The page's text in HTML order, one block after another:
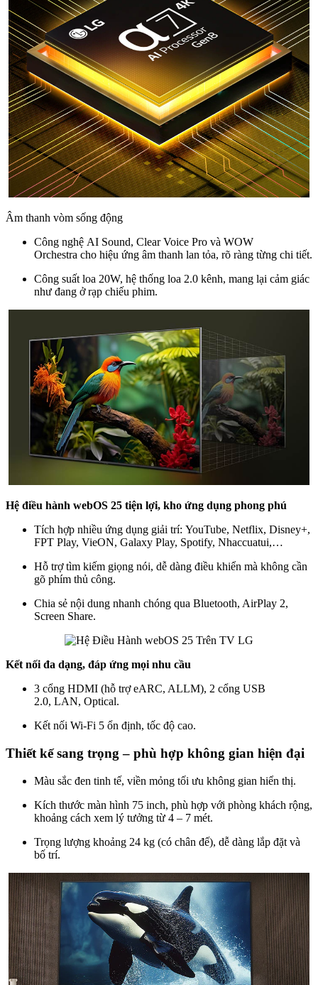
Âm thanh vòm sống động
Công nghệ AI Sound, Clear Voice Pro và WOW
Orchestra cho hiệu ứng âm thanh lan tỏa, rõ ràng từng chi tiết.
Công suất loa 20W, hệ thống loa 2.0 kênh, mang lại cảm giác
như đang ở rạp chiếu phim.
Hệ điều hành webOS 25 tiện lợi, kho ứng dụng phong phú
Tích hợp nhiều ứng dụng giải trí: YouTube, Netflix, Disney+,
FPT Play, VieON, Galaxy Play, Spotify, Nhaccuatui,…
Hỗ trợ tìm kiếm giọng nói, dễ dàng điều khiển mà không cần
gõ phím thủ công.
Chia sẻ nội dung nhanh chóng qua Bluetooth, AirPlay 2,
Screen Share.
Kết nối đa dạng, đáp ứng mọi nhu cầu
3 cổng HDMI (hỗ trợ eARC, ALLM), 2 cổng USB
2.0, LAN, Optical.
Kết nối Wi-Fi 5 ổn định, tốc độ cao.
Thiết kế sang trọng – phù hợp không gian hiện đại
Màu sắc đen tinh tế, viền mỏng tối ưu không gian hiển thị.
Kích thước màn hình 75 inch, phù hợp với phòng khách rộng,
khoảng cách xem lý tưởng từ 4 – 7 mét.
Trọng lượng khoảng 24 kg (có chân đế), dễ dàng lắp đặt và
bố trí.